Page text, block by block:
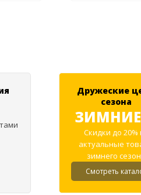
Дружеские
сезона
ЗИМНИЕ
Скидки до 20%
актуальные
зимнего
Смотреть